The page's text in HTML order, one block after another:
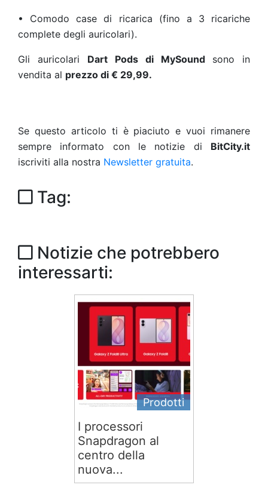
• Comodo case di ricarica (fino a 3 ricariche
complete degli auricolari).
Gli auricolari Dart Pods di MySound sono in
vendita al prezzo di € 29,99.
Se questo articolo ti è piaciuto e vuoi rimanere
sempre informato con le notizie di BitCity.it
iscriviti alla nostra Newsletter gratuita.
Tag:
Notizie che potrebbero
interessarti:
Prodotti
I processori
Snapdragon al
centro della
nuova...